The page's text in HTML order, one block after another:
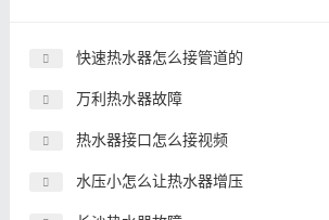
快速热水器怎么接管道的
万利热水器故障
热水器接口怎么接视频
水压小怎么让热水器增压